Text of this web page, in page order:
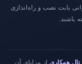
بابت نصب و راه‌اندازی
باشند.
همکاری از مزایای آن